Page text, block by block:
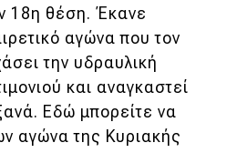
18η θέση. Έκανε
αγώνα που τον
την υδραυλική
και αναγκαστεί
Εδώ μπορείτε να
αγώνα της Κυριακής